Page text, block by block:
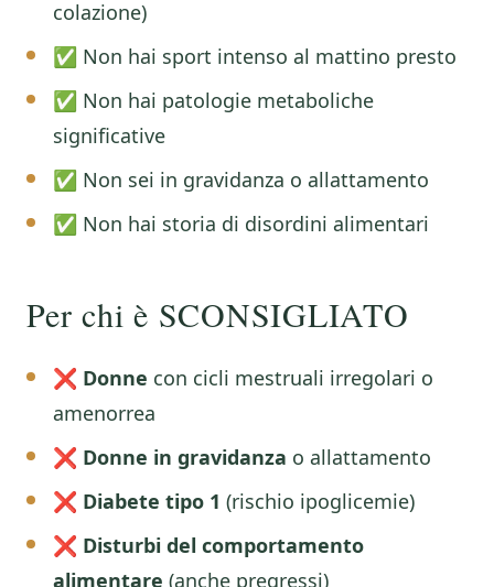
colazione)
✅ Non hai sport intenso al mattino presto
✅ Non hai patologie metaboliche
significative
✅ Non sei in gravidanza o allattamento
✅ Non hai storia di disordini alimentari
Per chi è SCONSIGLIATO
❌ Donne con cicli mestruali irregolari o
amenorrea
❌ Donne in gravidanza o allattamento
❌ Diabete tipo 1 (rischio ipoglicemie)
❌ Disturbi del comportamento
alimentare (anche pregressi)